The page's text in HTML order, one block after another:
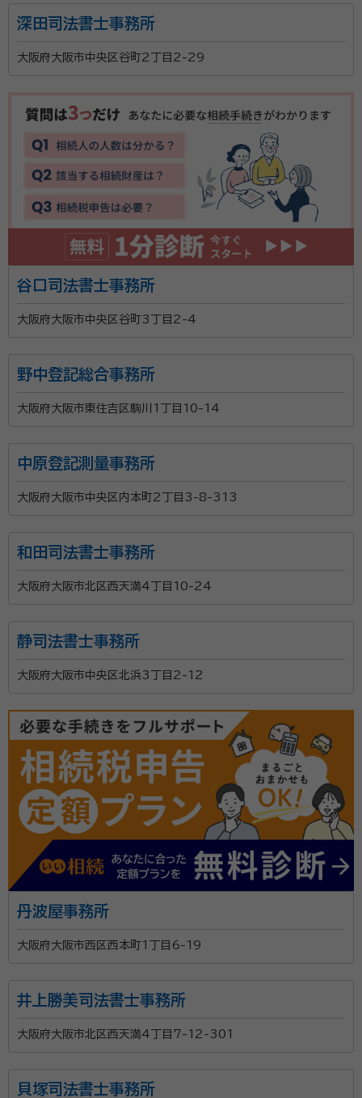
経歴： 2008年3月 立命館大学法学部卒業 2010年4月 神戸の司法
書士法人勤務 2014年4月 司法書士事務所開設 2019年5月 民間企
司法書士法人・行政書士法人紀州法務総合 代表社員に就任、現在に至
事務所口コミ（抜粋）：
面談の感想
契約後の感想
とくにないです。そのひとのかんせいできめればいいとおもいます。
遺産分割の取りまとめから相続登記を含めた遺産整理
全般手続きに特化した事務所です。 遺言等の生前対策
も含め、相続に関する問題は分かりやすくご説明させて
頂きますので、安心してご依頼ください。
資格等：行政書士, 司法書士
深田司法書士事務所
大阪府大阪市中央区谷町2丁目2-29
谷口司法書士事務所
大阪府大阪市中央区谷町3丁目2-4
野中登記総合事務所
大阪府大阪市東住吉区駒川1丁目10-14
中原登記測量事務所
大阪府大阪市中央区内本町2丁目3-8-313
和田司法書士事務所
大阪府大阪市北区西天満4丁目10-24
静司法書士事務所
大阪府大阪市中央区北浜3丁目2-12
丹波屋事務所
大阪府大阪市西区西本町1丁目6-19
井上勝美司法書士事務所
大阪府大阪市北区西天満4丁目7-12-301
貝塚司法書士事務所